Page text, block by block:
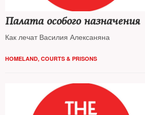
Палата особого назначения
Как лечат Василия Алексаняна
HOMELAND, COURTS & PRISONS